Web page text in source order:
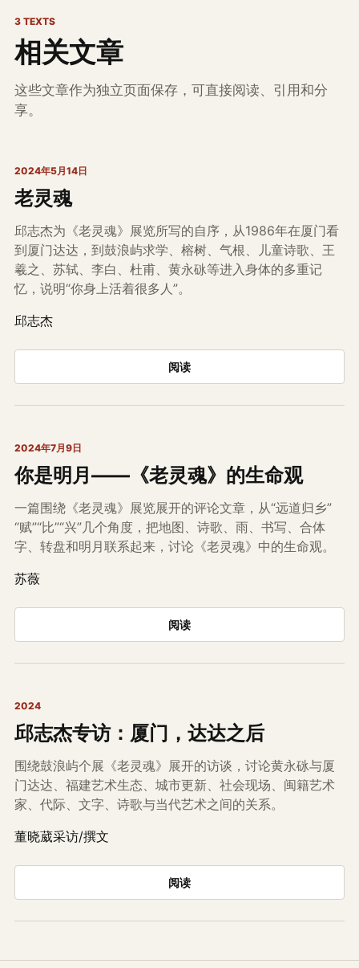
3 TEXTS
相关文章
这些文章作为独立页面保存，可直接阅读、引用和分
享。
2024年5月14日
老灵魂
邱志杰为《老灵魂》展览所写的自序，从1986年在厦门看
到厦门达达，到鼓浪屿求学、榕树、气根、儿童诗歌、王
羲之、苏轼、李白、杜甫、黄永砯等进入身体的多重记
忆，说明“你身上活着很多人”。
邱志杰
阅读
2024年7月9日
你是明月——《老灵魂》的生命观
一篇围绕《老灵魂》展览展开的评论文章，从“远道归乡”
“赋”“比”“兴”几个角度，把地图、诗歌、雨、书写、合体
字、转盘和明月联系起来，讨论《老灵魂》中的生命观。
苏薇
阅读
2024
邱志杰专访：厦门，达达之后
围绕鼓浪屿个展《老灵魂》展开的访谈，讨论黄永砯与厦
门达达、福建艺术生态、城市更新、社会现场、闽籍艺术
家、代际、文字、诗歌与当代艺术之间的关系。
董晓葳采访/撰文
阅读